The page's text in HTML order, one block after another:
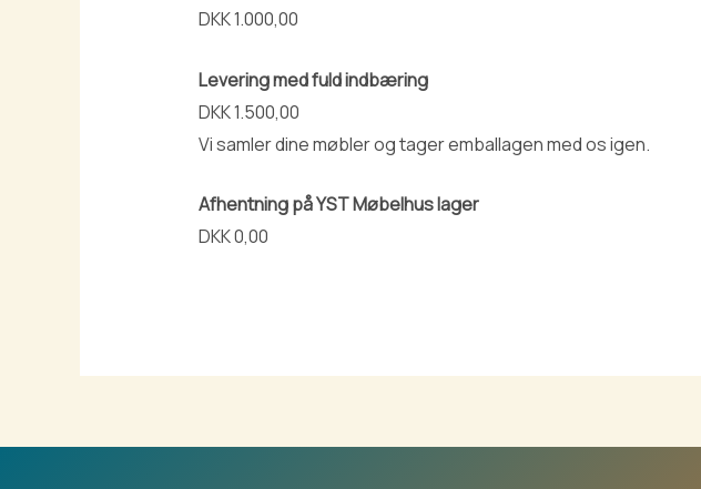
DKK 1.000,00
Levering med fuld indbæring
DKK 1.500,00
Vi samler dine møbler og tager emballagen med os igen.
Afhentning på YST Møbelhus lager
DKK 0,00